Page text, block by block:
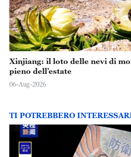
Xinjiang: il loto delle nevi di
pieno dell’estate
06-Aug-2026
TI POTREBBERO